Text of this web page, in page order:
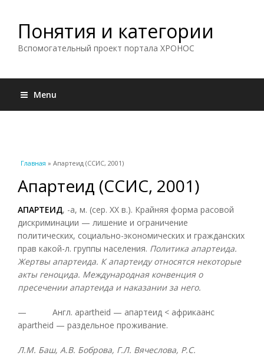
Понятия и категории
Вспомогательный проект портала ХРОНОС
Menu
Вы здесь
Главная » Апартеид (ССИС, 2001)
Апартеид (ССИС, 2001)
АПАРТЕИД, -а, м. (сер. XX в.). Крайняя форма расовой
дискриминации — лишение и ограничение
политических, социально-экономических и гражданских
прав какой-л. группы населения. Политика апартеида.
Жертвы апартеида. К апартеиду относятся некоторые
акты геноцида. Международная конвенция о
пресечении апартеида и наказании за него.
— Англ. apartheid — апартеид < африкаанс
apartheid — раздельное проживание.
Л.М. Баш, А.В. Боброва, Г.Л. Вячеслова, Р.С.